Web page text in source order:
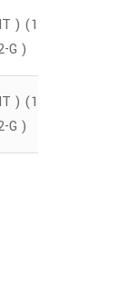
) (12
G )
) (12
G )